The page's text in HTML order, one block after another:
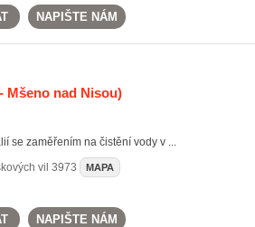
NAPIŠTE NÁM
Mšeno nad Nisou)
se zaměřením na čistění vody v ...
vil 3973 MAPA
NAPIŠTE NÁM